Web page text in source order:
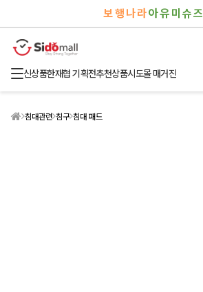
보행나라아유미슈즈
신상품한재협 기획전추천상품시도몰 매거진
침대관련 침구 침대 패드